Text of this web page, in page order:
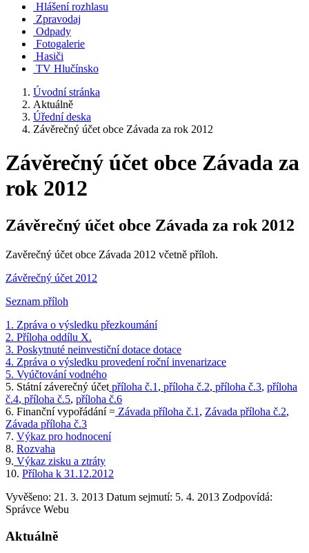
Hlášení rozhlasu
Zpravodaj
Odpady
Fotogalerie
Hasiči
TV Hlučínsko
Úvodní stránka
Aktuálně
Úřední deska
Závěrečný účet obce Závada za rok 2012
Závěrečný účet obce Závada za
rok 2012
Závěrečný účet obce Závada za rok 2012
Zavěrečný účet obce Závada 2012 včetně příloh.
Závěrečný účet 2012
Seznam příloh
1. Zpráva o výsledku přezkoumání
2. Příloha oddílu X.
3. Poskytnuté neinvestiční dotace dotace
4. Zpráva o výsledku provedení roční invenarizace
5. Vyúčtování vodného
5. Státní záverečný účet příloha č.1 , příloha č.2, příloha č.3, příloha
č.4, příloha č.5, příloha č.6
6. Finanční vypořádání = Závada příloha č.1 , Závada příloha č.2,
Závada příloha č.3
7. Výkaz pro hodnocení
8. Rozvaha
9. Výkaz zisku a ztráty
10. Příloha k 31.12.2012
Vyvěšeno: 21. 3. 2013 Datum sejmutí: 5. 4. 2013 Zodpovídá:
Správce Webu
Aktuálně